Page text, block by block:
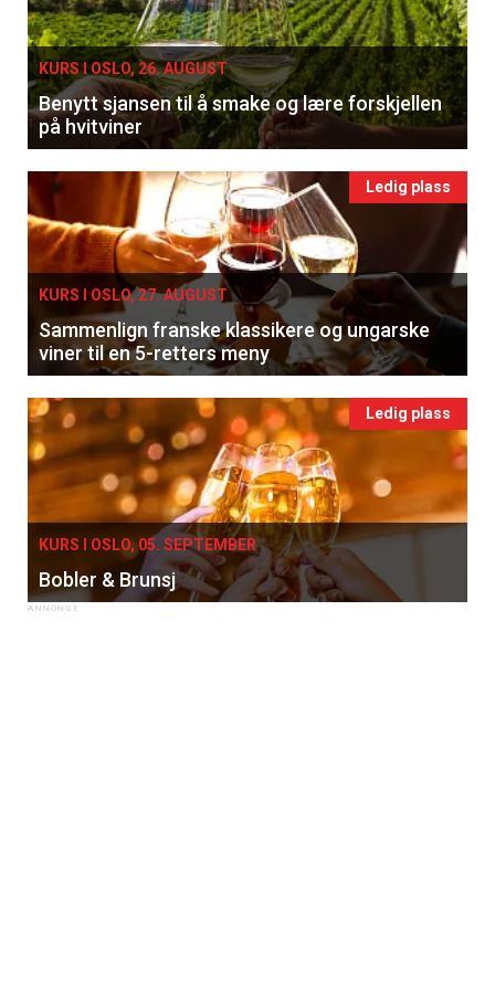
KURS I OSLO, 26. AUGUST
Benytt sjansen til å smake og lære forskjellen
på hvitviner
Ledig plass
KURS I OSLO, 27. AUGUST
Sammenlign franske klassikere og ungarske
viner til en 5-retters meny
Ledig plass
KURS I OSLO, 05. SEPTEMBER
Bobler & Brunsj